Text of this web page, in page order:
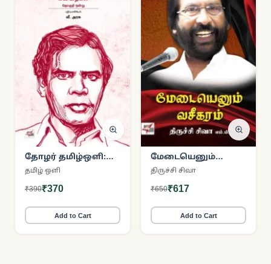
தோழர் தமிழ்ஒளி:
கவிதைகள்
தமிழ் ஒளி
₹390₹370
Add to Cart
மேடையெனும்
வசீகரம்
திருச்சி சிவா
₹650₹617
Add to Cart